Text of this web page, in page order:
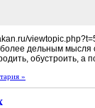
дельным мысля
обустроить,
»